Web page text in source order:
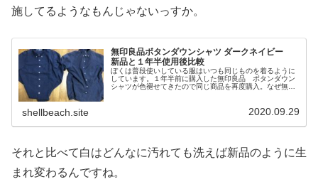
施してるようなもんじゃないっすか。
無印良品ボタンダウンシャツ ダークネイビー
新品と１年半使用後比較
ぼくは普段使いしている服はいつも同じものを着るように
しています。１年半前に購入した無印良品 ボタンダウン
シャツが色褪せてきたので同じ商品を再度購入。なぜ無印
shellbeach.site 2020.09.29
それと比べて白はどんなに汚れても洗えば新品のように生
まれ変わるんですね。